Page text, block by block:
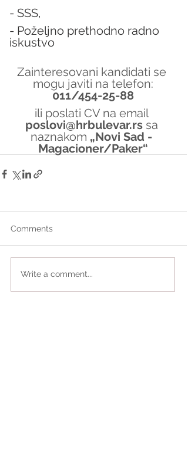
- SSS,
- Poželjno prethodno radno
iskustvo
Zainteresovani kandidati se
mogu javiti na telefon:
011/454-25-88
ili poslati CV na email
poslovi@hrbulevar.rs sa
naznakom „Novi Sad -
Magacioner/Paker“
Comments
Write a comment...